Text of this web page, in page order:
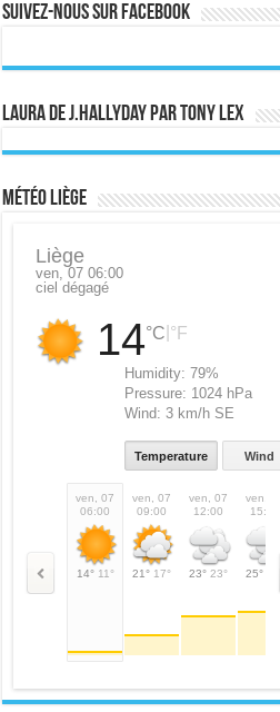
Suivez-nous sur Facebook
Laura de J.Hallyday par Tony Lex
Météo Liège
Liège
ven, 07 06:00
ciel dégagé
14°C °F
Humidity:79%
Pressure: 1024 hPa
Wind:3 km/h SE
Temperature Wind
ven, 07
06:00
14° 11°
ven, 07
09:00
21° 17°
ven, 07
12:00
23° 23°
ven, 07
15:00
25°